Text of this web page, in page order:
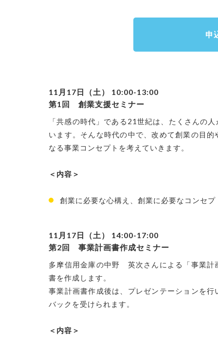
申
11 月17日（土） 10:00-13:00
第1回 創業支援セミナー
「共感の時代」である21世紀は、たくさんの
います。そんな時代の中で、改めて創業の目
なる事業コンセプトを考えていきます。
＜内容＞
創業に必要な心構え、創業に必要なコンセ
11月 17日（土） 14:00-17:00
第2回 事業計画書作成セミナー
多摩信用金庫の中野 英次さんによる「事業計
書を作成します。
事業計画書作成後は、プレゼンテーションを
バックを受けられます。
＜内容＞